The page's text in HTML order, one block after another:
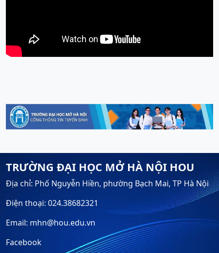
TRƯỜNG ĐẠI HỌC MỞ HÀ NỘI HOU
Địa chỉ: Phố Nguyễn Hiền, phường Bạch Mai, TP Hà Nội
Điện thoại: 024.38682321
Email: mhn@hou.edu.vn
Facebook